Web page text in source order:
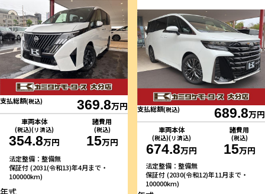
支払総額(税込) 369.8万円
車両本体
(税込)(リ済込)
354.8万円
諸費用
(税込)
15万円
法定整備：整備無
保証付 (2031(令和13)年4月まで・
100000km)
年式
支払総額(税込) 689.8万円
車両本体
(税込)(リ済込)
674.8万円
諸費用
(税込)
15万円
法定整備：整備無
保証付 (2030(令和12)年11月まで・
100000km)